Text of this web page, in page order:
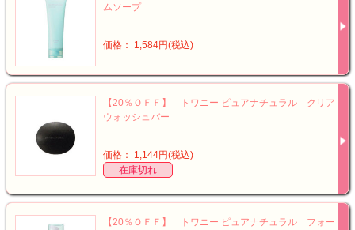
ムソープ
価格： 1,584円(税込)
【20％ＯＦＦ】 トワニー ピュアナチュラル クリア
ウォッシュバー
価格： 1,144円(税込)
在庫切れ
【20％ＯＦＦ】 トワニー ピュアナチュラル フォー